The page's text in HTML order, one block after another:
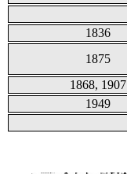
1836
1875
1868, 1907
1949